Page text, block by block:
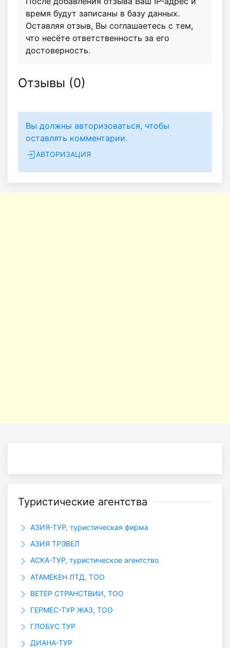
время будут записаны в базу данных.
Оставляя отзыв, Вы соглашаетесь с тем,
что несёте ответственность за его
достоверность.
Отзывы (0)
Вы должны авторизоваться, чтобы
оставлять комментарии.
АВТОРИЗАЦИЯ
Туристические агентства
АЗИЯ-ТУР, туристическая фирма
АЗИЯ ТРЭВЕЛ
АСКА-ТУР, туристическое агентство
АТАМЕКЕН ЛТД, ТОО
ВЕТЕР СТРАНСТВИИ, ТОО
ГЕРМЕС-ТУР ЖАЗ, ТОО
ГЛОБУС ТУР
ДИАНА-ТУР